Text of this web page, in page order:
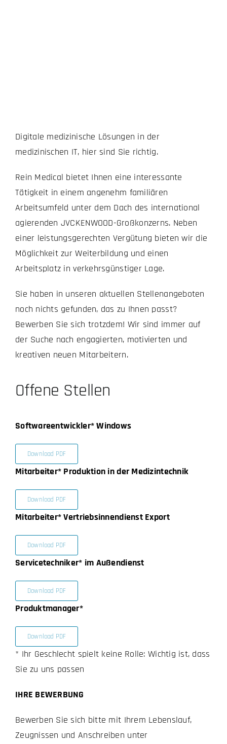
Digitale medizinische Lösungen in der
medizinischen IT, hier sind Sie richtig.
Rein Medical bietet Ihnen eine interessante
Tätigkeit in einem angenehm familiären
Arbeitsumfeld unter dem Dach des international
agierenden JVCKENWOOD-Großkonzerns. Neben
einer leistungsgerechten Vergütung bieten wir die
Möglichkeit zur Weiterbildung und einen
Arbeitsplatz in verkehrsgünstiger Lage.
Sie haben in unseren aktuellen Stellenangeboten
noch nichts gefunden, das zu Ihnen passt?
Bewerben Sie sich trotzdem! Wir sind immer auf
der Suche nach engagierten, motivierten und
kreativen neuen Mitarbeitern.
Offene Stellen
Softwareentwickler* Windows
Download PDF
Mitarbeiter* Produktion in der Medizintechnik
Download PDF
Mitarbeiter* Vertriebsinnendienst Export
Download PDF
Servicetechniker* im Außendienst
Download PDF
Produktmanager*
Download PDF
* Ihr Geschlecht spielt keine Rolle: Wichtig ist, dass
Sie zu uns passen
IHRE BEWERBUNG
Bewerben Sie sich bitte mit Ihrem Lebenslauf,
Zeugnissen und Anschreiben unter